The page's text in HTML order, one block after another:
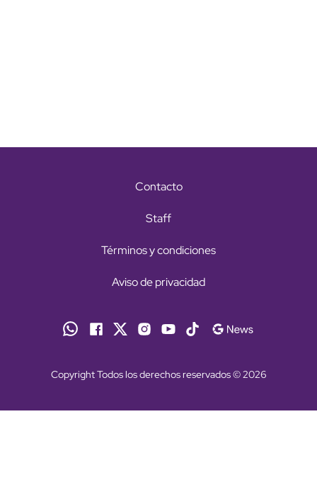
Contacto
Staff
Términos y condiciones
Aviso de privacidad
Copyright Todos los derechos reservados © 2026